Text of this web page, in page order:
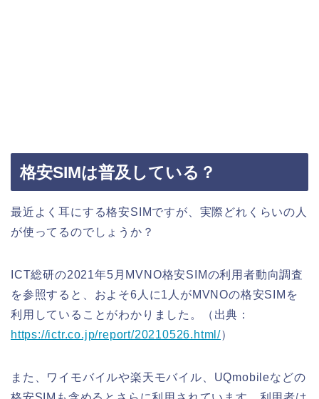
格安SIMは普及している？
最近よく耳にする格安SIMですが、実際どれくらいの人
が使ってるのでしょうか？
ICT総研の2021年5月MVNO格安SIMの利用者動向調査
を参照すると、およそ6人に1人がMVNOの格安SIMを
利用していることがわかりました。（出典：
https://ictr.co.jp/report/20210526.html/）
また、ワイモバイルや楽天モバイル、UQmobileなどの